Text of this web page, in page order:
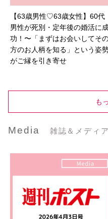
【63歳男性♡63歳女性】60代
男性が死別・定年後の婚活に
功！〜「まずはお会いしてそ
方のお人柄を知る」という姿
がご縁を引き寄せ
も
Media 雑誌＆メディ